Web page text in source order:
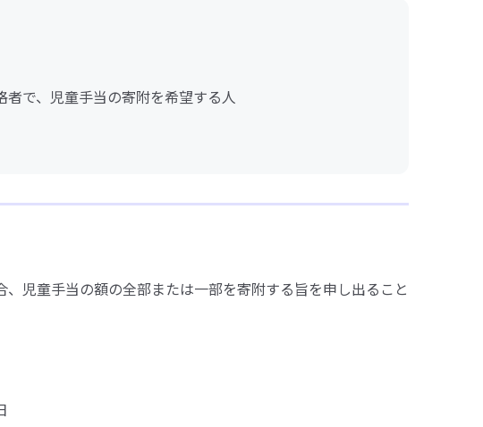
者で、児童手当の寄附を希望する人
、児童手当の額の全部または一部を寄附する旨を申し出ること